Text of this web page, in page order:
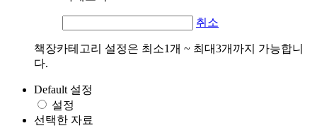
취소
책장카테고리 설정은 최소1개 ~ 최대3개까지 가능합니
다.
Default 설정
설정
선택한 자료